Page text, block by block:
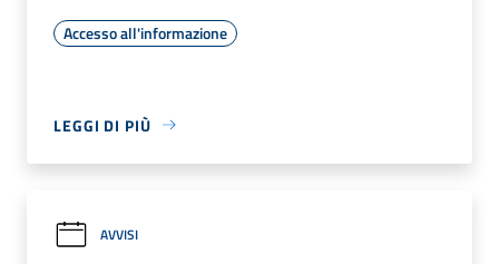
Accesso all'informazione
LEGGI DI PIÙ
AVVISI